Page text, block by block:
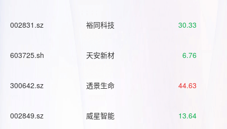
002831.sz 裕同科技 30.33
603725.sh 天安新材 6.76
300642.sz 透景生命 44.63
002849.sz 威星智能 13.64